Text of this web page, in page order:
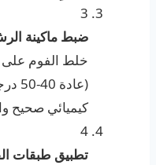
3
ضبط ماكينة
خلط الفوم
كيميائي صحيح
4
تطبيق طبقات